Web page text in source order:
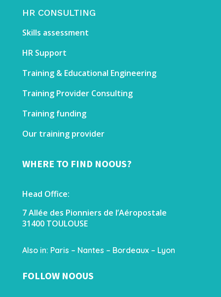
HR CONSULTING
Skills assessment
HR Support
Training & Educational Engineering
Training Provider Consulting
Training funding
Our training provider
WHERE TO FIND NOOUS?
Head Office:
7 Allée des Pionniers de l’Aéropostale
31400 TOULOUSE
Also in: Paris – Nantes – Bordeaux – Lyon
FOLLOW NOOUS